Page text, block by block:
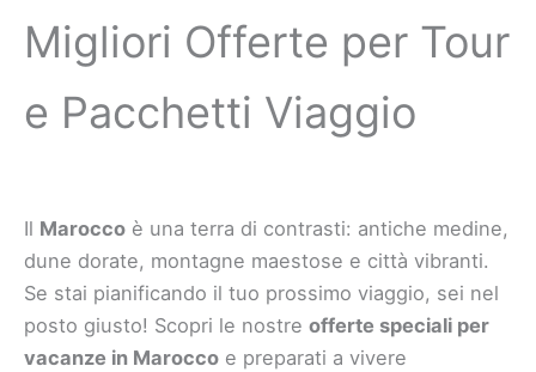
Migliori Offerte per Tour
e Pacchetti Viaggio
Il Marocco è una terra di contrasti: antiche medine,
dune dorate, montagne maestose e città vibranti.
Se stai pianificando il tuo prossimo viaggio, sei nel
posto giusto! Scopri le nostre offerte speciali per
vacanze in Marocco e preparati a vivere